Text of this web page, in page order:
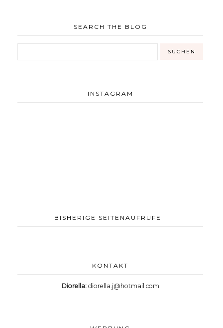
SEARCH THE BLOG
INSTAGRAM
BISHERIGE SEITENAUFRUFE
KONTAKT
Diorella: diorella.j@hotmail.com